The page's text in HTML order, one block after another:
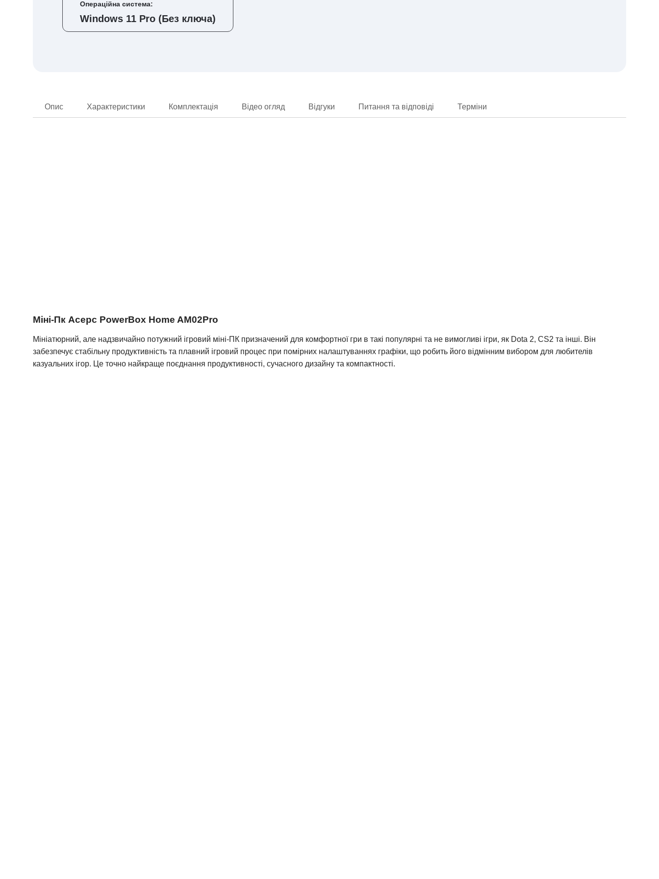
Операційна система:
Windows 11 Pro (Без ключа)
Опис Характеристики Комплектація Відео огляд Відгуки Питання та відповіді Терміни
Міні-Пк Acepc PowerBox Home AM02Pro
Мініатюрний, але надзвичайно потужний ігровий міні-ПК призначений для комфортної гри в такі популярні та не вимогливі ігри, як Dota 2, CS2 та інші. Він
забезпечує стабільну продуктивність та плавний ігровий процес при помірних налаштуваннях графіки, що робить його відмінним вибором для любителів
казуальних ігор. Це точно найкраще поєднання продуктивності, сучасного дизайну та компактності.